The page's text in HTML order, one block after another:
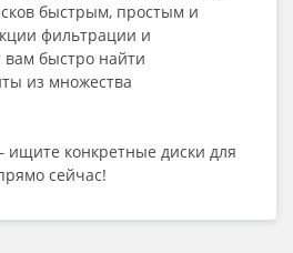
быстрым, простым и
фильтрации и
вам быстро найти
из множества
конкретные диски для
сейчас!